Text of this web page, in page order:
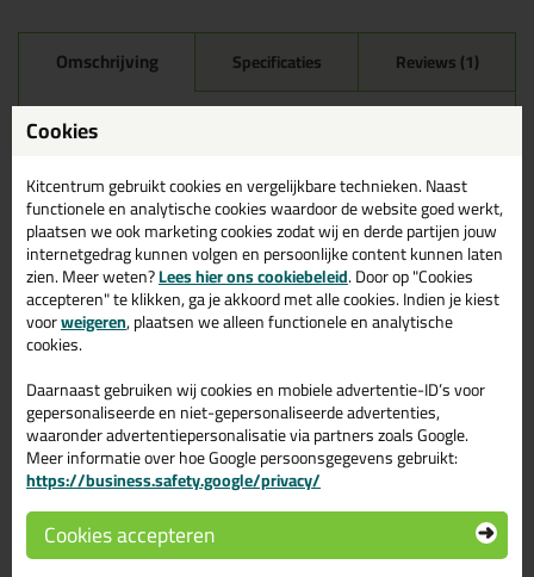
Omschrijving Specificaties Reviews (1)
Kroonband 9x3mm rol
150mtr in Wit
Zoek je Kroonband 9x3mm rol 150mtr in een specifieke kleur?
Gevonden! Deze Kroonband 9x3mm rol 150mtr in de kleur Wit is
te gebruiken voor verschillende toepassingen. Een professioneel
en hoogwaardig product welke makkelijk te gebruiken is. Bestel
de Kroonband 9x3mm rol 150mtr in de kleur Wit vandaag nog! Op
voorraad en op werkdagen besteld = morgen in huis.
Wil je meer weten over de toepassing en kenmerken van dit
Gerelateerde producten
Cookies
Kitcentrum gebruikt cookies en vergelijkbare technieken. Naast
functionele en analytische cookies waardoor de website goed werkt,
plaatsen we ook marketing cookies zodat wij en derde partijen jouw
internetgedrag kunnen volgen en persoonlijke content kunnen laten
zien. Meer weten?Lees hier ons cookiebeleid. Door op "Cookies
accepteren" te klikken, ga je akkoord met alle cookies. Indien je kiest
voorweigeren, plaatsen we alleen functionele en analytische
cookies.
Daarnaast gebruiken wij cookies en mobiele advertentie-ID’s voor
gepersonaliseerde en niet-gepersonaliseerde advertenties,
waaronder advertentiepersonalisatie via partners zoals Google.
Meer informatie over hoe Google persoonsgegevens gebruikt:
https://business.safety.google/privacy/
Cookies accepteren